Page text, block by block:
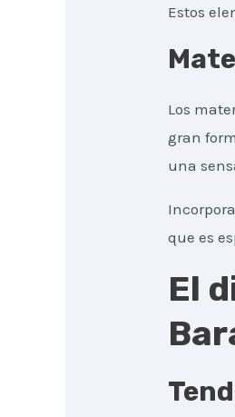
Estos
Los
gran
una
que es
El